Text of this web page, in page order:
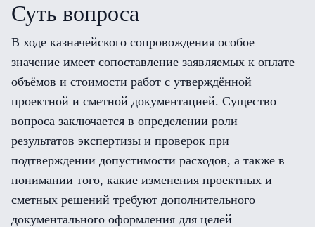
Суть вопроса
В ходе казначейского сопровождения особое
значение имеет сопоставление заявляемых к оплате
объёмов и стоимости работ с утверждённой
проектной и сметной документацией. Существо
вопроса заключается в определении роли
результатов экспертизы и проверок при
подтверждении допустимости расходов, а также в
понимании того, какие изменения проектных и
сметных решений требуют дополнительного
документального оформления для целей